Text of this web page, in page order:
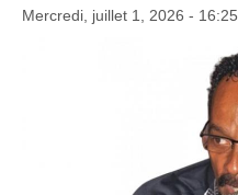
Mercredi, juillet 1, 2026 - 16:25